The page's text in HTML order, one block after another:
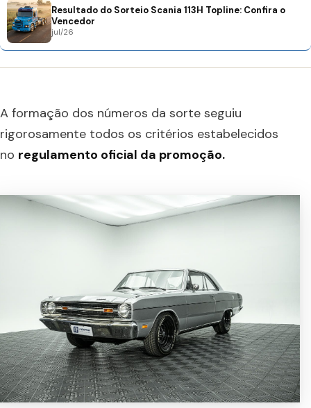
Resultado do Sorteio Scania 113H Topline: Confira o
Vencedor
jul/26
A formação dos números da sorte seguiu
rigorosamente todos os critérios estabelecidos
no regulamento oficial da promoção.